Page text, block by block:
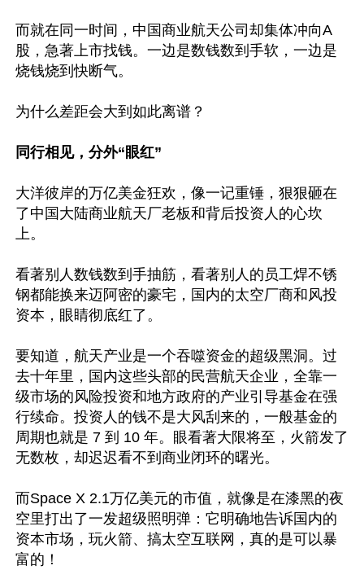
而就在同一时间，中国商业航天公司却集体冲向A
股，急著上市找钱。一边是数钱数到手软，一边是
烧钱烧到快断气。
为什么差距会大到如此离谱？
同行相见，分外“眼红”
大洋彼岸的万亿美金狂欢，像一记重锤，狠狠砸在
了中国大陆商业航天厂老板和背后投资人的心坎
上。
看著别人数钱数到手抽筋，看著别人的员工焊不锈
钢都能换来迈阿密的豪宅，国内的太空厂商和风投
资本，眼睛彻底红了。
要知道，航天产业是一个吞噬资金的超级黑洞。过
去十年里，国内这些头部的民营航天企业，全靠一
级市场的风险投资和地方政府的产业引导基金在强
行续命。投资人的钱不是大风刮来的，一般基金的
周期也就是 7 到 10 年。眼看著大限将至，火箭发了
无数枚，却迟迟看不到商业闭环的曙光。
而Space X 2.1万亿美元的市值，就像是在漆黑的夜
空里打出了一发超级照明弹：它明确地告诉国内的
资本市场，玩火箭、搞太空互联网，真的是可以暴
富的！